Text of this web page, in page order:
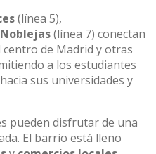
(línea 5),
(línea 7) conectan
de Madrid y otras
a los estudiantes
sus universidades y
pueden disfrutar de una
El barrio está lleno